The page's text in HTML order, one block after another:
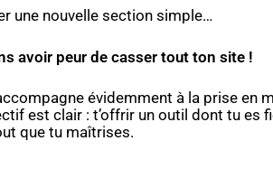
une nouvelle section simple…
avoir peur de casser tout ton site !
évidemment à la prise en
est clair : t’offrir un outil dont tu es
que tu maîtrises.